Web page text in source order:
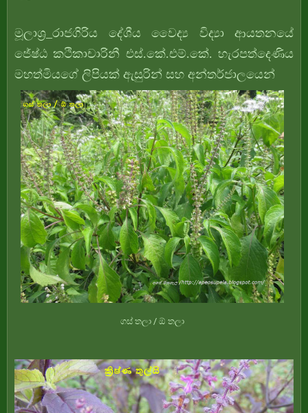
මූලාශ්‍ර_රාජගිරිය දේශීය වෛද්‍ය විද්‍යා ආයතනයේ
ජේ‍ෂ්ඨ කථිකාචාරිනී එස්.කේ.එම්.කේ. හැරපත්දෙණිය
මහත්මියගේ ලිපියක් ඇසුරින් සහ අන්තර්ජාලයෙන්
ගස් තලා / ඕ තලා